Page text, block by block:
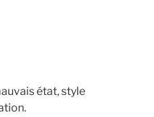
état, style